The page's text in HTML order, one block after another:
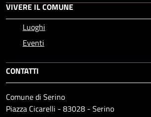
VIVERE IL COMUNE
Luoghi
Eventi
CONTATTI
Comune di Serino
Piazza Cicarelli - 83028 - Serino